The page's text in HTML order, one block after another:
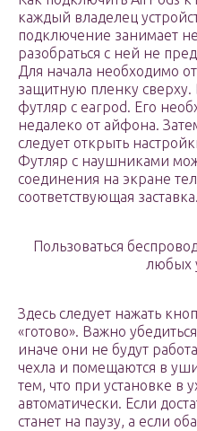
каждый владелец
подключение занимает
разобраться с ней не
Для начала необходимо
защитную пленку сверху.
футляр с earpod. Его
недалеко от айфона.
следует открыть
Футляр с наушниками
соединения на экране
соответствующая заставка.
Пользоваться
любых
Здесь следует нажать
«готово». Важно
иначе они не будут
чехла и помещаются в
тем, что при установке в
автоматически. Если
станет на паузу, а если